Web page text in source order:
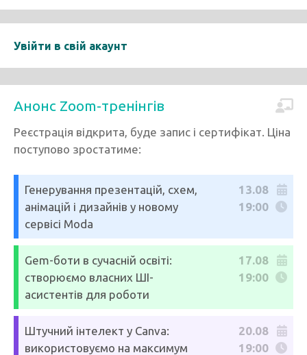
Увійти в свій акаунт
Анонс Zoom-тренінгів
Реєстрація відкрита, буде запис і сертифікат. Ціна
поступово зростатиме:
Генерування презентацій, схем,
анімацій і дизайнів у новому
сервісі Moda
13.08
19:00
Gem-боти в сучасній освіті:
створюємо власних ШІ-
асистентів для роботи
17.08
19:00
Штучний інтелект у Canva:
використовуємо на максимум
20.08
19:00